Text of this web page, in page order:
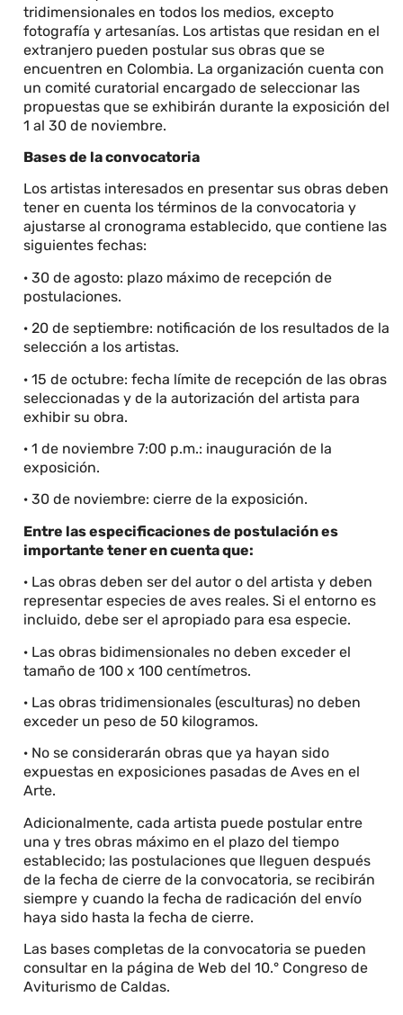
tridimensionales en todos los medios, excepto
fotografía y artesanías. Los artistas que residan en el
extranjero pueden postular sus obras que se
encuentren en Colombia. La organización cuenta con
un comité curatorial encargado de seleccionar las
propuestas que se exhibirán durante la exposición del
1 al 30 de noviembre.
Bases de la convocatoria
Los artistas interesados en presentar sus obras deben
tener en cuenta los términos de la convocatoria y
ajustarse al cronograma establecido, que contiene las
siguientes fechas:
· 30 de agosto: plazo máximo de recepción de
postulaciones.
· 20 de septiembre: notificación de los resultados de la
selección a los artistas.
· 15 de octubre: fecha límite de recepción de las obras
seleccionadas y de la autorización del artista para
exhibir su obra.
· 1 de noviembre 7:00 p.m.: inauguración de la
exposición.
· 30 de noviembre: cierre de la exposición.
Entre las especificaciones de postulación es
importante tener en cuenta que:
· Las obras deben ser del autor o del artista y deben
representar especies de aves reales. Si el entorno es
incluido, debe ser el apropiado para esa especie.
· Las obras bidimensionales no deben exceder el
tamaño de 100 x 100 centímetros.
· Las obras tridimensionales (esculturas) no deben
exceder un peso de 50 kilogramos.
· No se considerarán obras que ya hayan sido
expuestas en exposiciones pasadas de Aves en el
Arte.
Adicionalmente, cada artista puede postular entre
una y tres obras máximo en el plazo del tiempo
establecido; las postulaciones que lleguen después
de la fecha de cierre de la convocatoria, se recibirán
siempre y cuando la fecha de radicación del envío
haya sido hasta la fecha de cierre.
Las bases completas de la convocatoria se pueden
consultar en la página de Web del 10.° Congreso de
Aviturismo de Caldas.